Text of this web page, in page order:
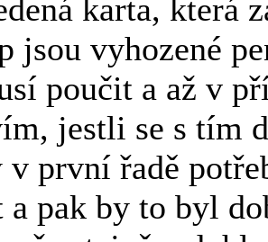
karta, která
jsou vyhozené
poučit a až v
jestli se s tím
v první řadě
a pak by to byl